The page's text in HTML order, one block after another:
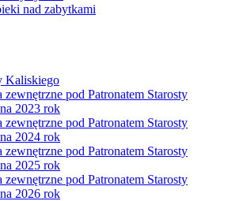
nad zabytkami
Kaliskiego
zewnętrzne pod Patronatem Starosty
2023 rok
zewnętrzne pod Patronatem Starosty
2024 rok
zewnętrzne pod Patronatem Starosty
2025 rok
zewnętrzne pod Patronatem Starosty
2026 rok